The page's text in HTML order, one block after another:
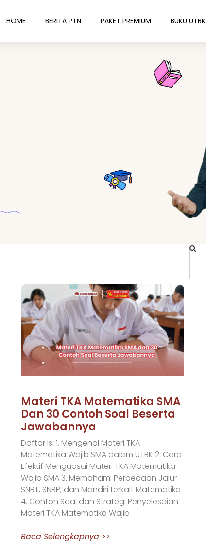
HOME BERITA PTN PAKET PREMIUM BUKU UTBK
Materi TKA Matematika SMA
Dan 30 Contoh Soal Beserta
Jawabannya
Daftar Isi 1. Mengenal Materi TKA
Matematika Wajib SMA dalam UTBK 2. Cara
Efektif Menguasai Materi TKA Matematika
Wajib SMA 3. Memahami Perbedaan Jalur
SNBT, SNBP, dan Mandiri terkait Matematika
4. Contoh Soal dan Strategi Penyelesaian
Materi TKA Matematika Wajib
Baca Selengkapnya >>